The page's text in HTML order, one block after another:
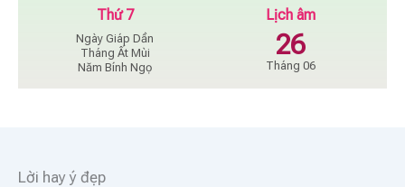
Thứ 7
Ngày Giáp Dần
Tháng Ất Mùi
Năm Bính Ngọ
Lịch âm
26
Tháng 06
Lời hay ý đẹp